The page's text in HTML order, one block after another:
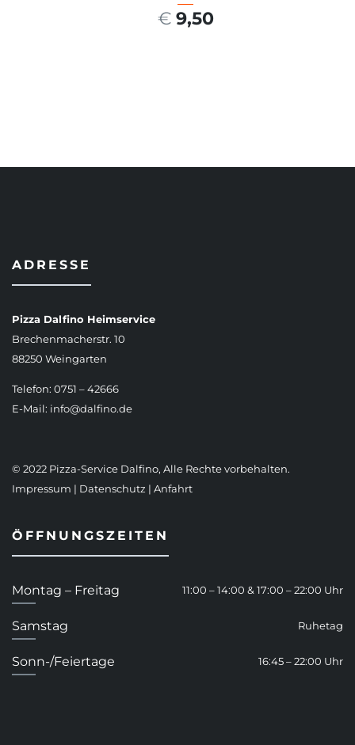
€ 9,50
ADRESSE
Pizza Dalfino Heimservice
Brechenmacherstr. 10
88250 Weingarten
Telefon: 0751 – 42666
E-Mail: info@dalfino.de
© 2022 Pizza-Service Dalfino, Alle Rechte vorbehalten.
Impressum | Datenschutz | Anfahrt
ÖFFNUNGSZEITEN
Montag – Freitag 11:00 – 14:00 & 17:00 – 22:00 Uhr
Samstag Ruhetag
Sonn-/Feiertage 16:45 – 22:00 Uhr